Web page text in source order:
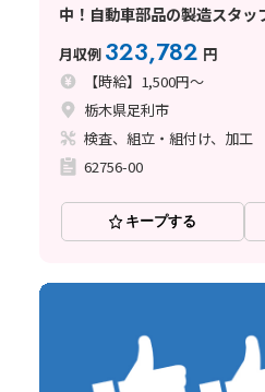
中！自動車部品の製造スタッ
月収例 323,782 円
【時給】1,500円～
栃木県足利市
検査、組立・組付け、加工
62756-00
キープする